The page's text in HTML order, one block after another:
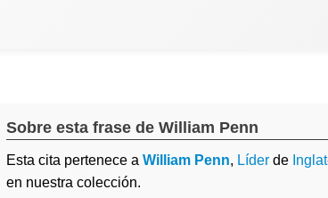
Sobre esta frase de William Penn
Esta cita pertenece a William Penn, Líder de
en nuestra colección.